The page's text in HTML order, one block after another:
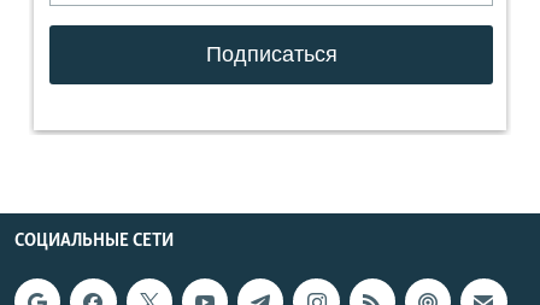
СОЦИАЛЬНЫЕ СЕТИ